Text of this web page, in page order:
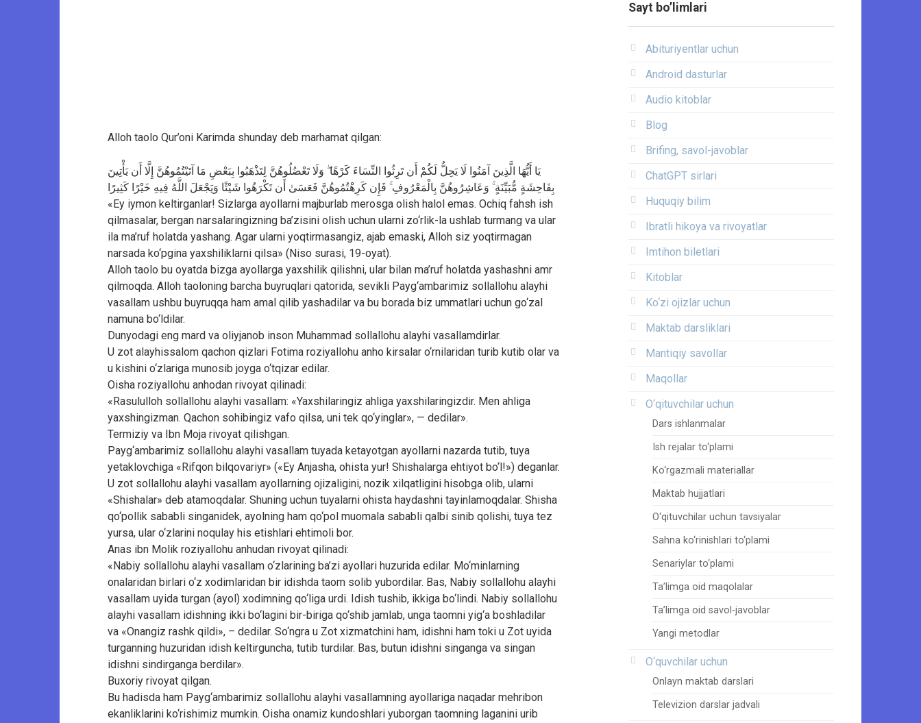
Alloh taolo Qur’oni Karimda shunday deb marhamat qilgan:
يَا أَيُّهَا الَّذِينَ آمَنُوا لَا يَحِلُّ لَكُمْ أَن تَرِثُوا النِّسَاءَ كَرْهًا ۖ وَلَا تَعْضُلُوهُنَّ لِتَذْهَبُوا بِبَعْضِ مَا آتَيْتُمُوهُنَّ إِلَّا أَن يَأْتِينَ
بِفَاحِشَةٍ مُّبَيِّنَةٍ ۚ وَعَاشِرُوهُنَّ بِالْمَعْرُوفِ ۚ فَإِن كَرِهْتُمُوهُنَّ فَعَسَىٰ أَن تَكْرَهُوا شَيْئًا وَيَجْعَلَ اللَّهُ فِيهِ خَيْرًا كَثِيرًا
«Ey iymon keltirganlar! Sizlarga ayollarni majburlab merosga olish halol emas. Ochiq fahsh ish
qilmasalar, bergan narsalaringizning ba’zisini olish uchun ularni zo‘rlik-la ushlab turmang va ular
ila ma’ruf holatda yashang. Agar ularni yoqtirmasangiz, ajab emaski, Alloh siz yoqtirmagan
narsada ko‘pgina yaxshiliklarni qilsa» (Niso surasi, 19-oyat).
Alloh taolo bu oyatda bizga ayollarga yaxshilik qilishni, ular bilan ma’ruf holatda yashashni amr
qilmoqda. Alloh taoloning barcha buyruqlari qatorida, sevikli Payg‘ambarimiz sollallohu alayhi
vasallam ushbu buyruqqa ham amal qilib yashadilar va bu borada biz ummatlari uchun go‘zal
namuna bo‘ldilar.
Dunyodagi eng mard va oliyjanob inson Muhammad sollallohu alayhi vasallamdirlar.
U zot alayhissalom qachon qizlari Fotima roziyallohu anho kirsalar o‘rnilaridan turib kutib olar va
u kishini o‘zlariga munosib joyga o‘tqizar edilar.
Oisha roziyallohu anhodan rivoyat qilinadi:
«Rasululloh sollallohu alayhi vasallam: «Yaxshilaringiz ahliga yaxshilaringizdir. Men ahliga
yaxshingizman. Qachon sohibingiz vafo qilsa, uni tek qo‘yinglar», — dedilar».
Termiziy va Ibn Moja rivoyat qilishgan.
Payg‘ambarimiz sollallohu alayhi vasallam tuyada ketayotgan ayollarni nazarda tutib, tuya
yetaklovchiga «Rifqon bilqovariyr» («Ey Anjasha, ohista yur! Shishalarga ehtiyot bo‘l!») deganlar.
U zot sollallohu alayhi vasallam ayollarning ojizaligini, nozik xilqatligini hisobga olib, ularni
«Shishalar» deb atamoqdalar. Shuning uchun tuyalarni ohista haydashni tayinlamoqdalar. Shisha
qo‘pollik sababli singanidek, ayolning ham qo‘pol muomala sababli qalbi sinib qolishi, tuya tez
yursa, ular o‘zlarini noqulay his etishlari ehtimoli bor.
Anas ibn Molik roziyallohu anhudan rivoyat qilinadi:
«Nabiy sollallohu alayhi vasallam o‘zlarining ba’zi ayollari huzurida edilar. Mo‘minlarning
onalaridan birlari o‘z xodimlaridan bir idishda taom solib yubordilar. Bas, Nabiy sollallohu alayhi
vasallam uyida turgan (ayol) xodimning qo‘liga urdi. Idish tushib, ikkiga bo‘lindi. Nabiy sollallohu
alayhi vasallam idishning ikki bo‘lagini bir-biriga qo‘shib jamlab, unga taomni yig‘a boshladilar
va «Onangiz rashk qildi», – dedilar. So‘ngra u Zot xizmatchini ham, idishni ham toki u Zot uyida
turganning huzuridan idish keltirguncha, tutib turdilar. Bas, butun idishni singanga va singan
idishni sindirganga berdilar».
Buxoriy rivoyat qilgan.
Bu hadisda ham Payg‘ambarimiz sollallohu alayhi vasallamning ayollariga naqadar mehribon
ekanliklarini ko‘rishimiz mumkin. Oisha onamiz kundoshlari yuborgan taomning laganini urib
Sayt bo’limlari
Abituriyentlar uchun
Android dasturlar
Audio kitoblar
Blog
Brifing, savol-javoblar
ChatGPT sirlari
Huquqiy bilim
Ibratli hikoya va rivoyatlar
Imtihon biletlari
Kitoblar
Ko‘zi ojizlar uchun
Maktab darsliklari
Mantiqiy savollar
Maqollar
O‘qituvchilar uchun
Dars ishlanmalar
Ish rejalar to‘plami
Ko‘rgazmali materiallar
Maktab hujjatlari
O‘qituvchilar uchun tavsiyalar
Sahna ko‘rinishlari to‘plami
Senariylar to‘plami
Ta’limga oid maqolalar
Ta’limga oid savol-javoblar
Yangi metodlar
O‘quvchilar uchun
Onlayn maktab darslari
Televizion darslar jadvali